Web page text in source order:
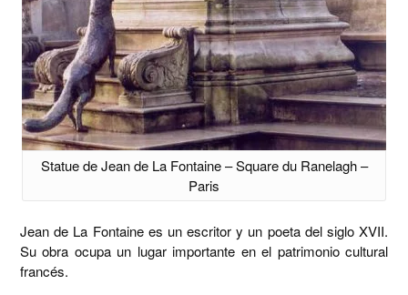
Statue de Jean de La Fontaine – Square du Ranelagh –
Paris
Jean de La Fontaine es un escritor y un poeta del siglo XVII.
Su obra ocupa un lugar importante en el patrimonio cultural
francés.